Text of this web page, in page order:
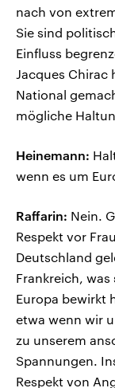
nach von
Sie sind
Einfluss
Jacques Chirac
National
mögliche
Heinemann:
wenn es um
Raffarin: Nein.
Respekt vor
Deutschland
Frankreich,
Europa bewirkt
etwa wenn wir
zu unserem
Spannungen.
Respekt von